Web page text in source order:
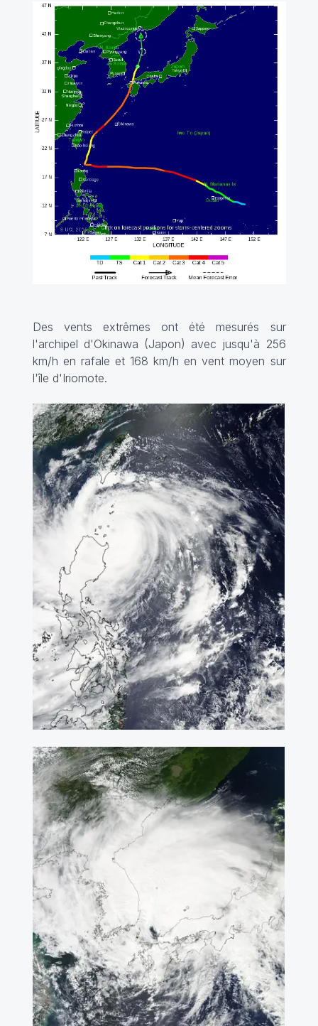
Des vents extrêmes ont été mesurés sur
l'archipel d'Okinawa (Japon) avec jusqu'à 256
km/h en rafale et 168 km/h en vent moyen sur
l'île d'Iriomote.